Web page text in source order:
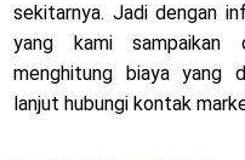
sekitarnya. Jadi dengan
yang kami sampaikan
menghitung biaya yang
lanjut hubungi kontak